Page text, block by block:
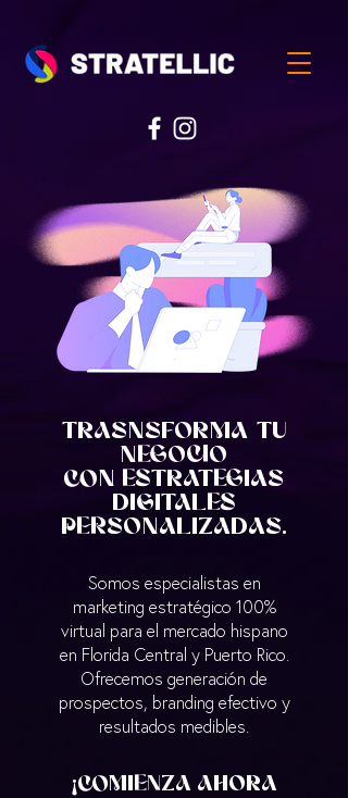
TRASNSFORMA TU
NEGOCIO
CON ESTRATEGIAS
DIGITALES
PERSONALIZADAS.
Somos especialistas en
marketing estratégico 100%
virtual para el mercado hispano
en Florida Central y Puerto Rico.
Ofrecemos generación de
prospectos, branding efectivo y
resultados medibles.
¡COMIENZA AHORA